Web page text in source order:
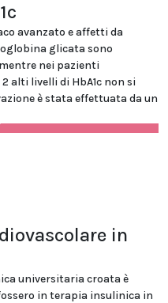
avanzato e affetti da
glicata sono
nei pazienti
alti livelli di HbA1c non si
è stata effettuata da un
in
universitaria croata è
in terapia insulinica in